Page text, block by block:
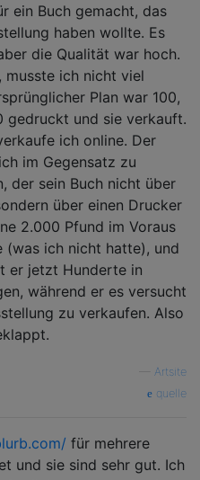
ein Buch gemacht, das
haben wollte. Es
die Qualität war hoch.
musste ich nicht viel
Plan war 100,
gedruckt und sie verkauft.
ich online. Der
im Gegensatz zu
der sein Buch nicht über
über einen Drucker
2.000 Pfund im Voraus
(was ich nicht hatte), und
er jetzt Hunderte in
während er es versucht
zu verkaufen. Also
Artsite
quelle
für mehrere
und sie sind sehr gut. Ich